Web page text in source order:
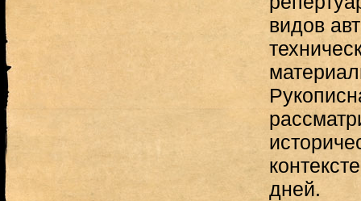
видов
дней.